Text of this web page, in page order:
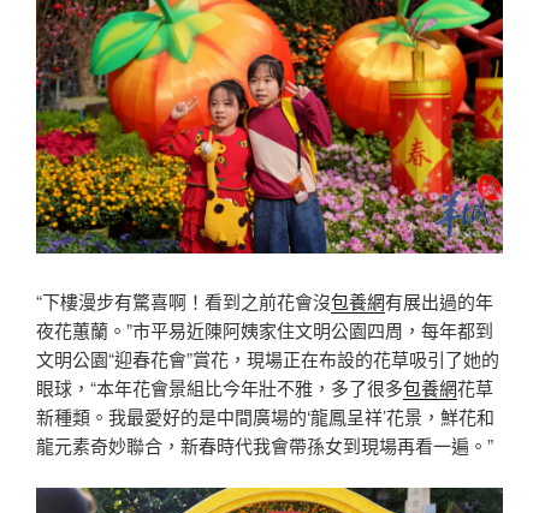
“下樓漫步有驚喜啊！看到之前花會沒包養網有展出過的年
夜花蕙蘭。”市平易近陳阿姨家住文明公園四周，每年都到
文明公園“迎春花會”賞花，現場正在布設的花草吸引了她的
眼球，“本年花會景組比今年壯不雅，多了很多包養網花草
新種類。我最愛好的是中間廣場的‘龍鳳呈祥’花景，鮮花和
龍元素奇妙聯合，新春時代我會帶孫女到現場再看一遍。”